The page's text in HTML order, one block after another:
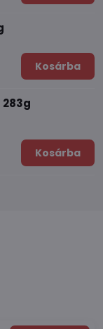
Kosárba
Kosárba